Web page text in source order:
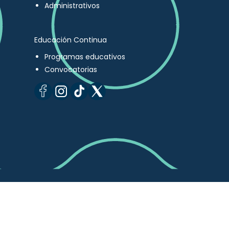
Administrativos
Educación Continua
Programas educativos
Convocatorias